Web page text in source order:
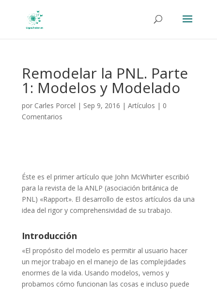
Remodelar la PNL. Parte
1: Modelos y Modelado
por Carles Porcel | Sep 9, 2016 | Artículos | 0
Comentarios
Éste es el primer artículo que John McWhirter escribió
para la revista de la ANLP (asociación británica de
PNL) «Rapport». El desarrollo de estos artículos da una
idea del rigor y comprehensividad de su trabajo.
Introducción
«El propósito del modelo es permitir al usuario hacer
un mejor trabajo en el manejo de las complejidades
enormes de la vida. Usando modelos, vemos y
probamos cómo funcionan las cosas e incluso puede